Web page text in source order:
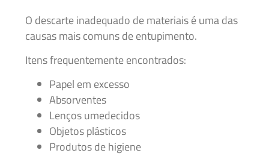
O descarte inadequado de materiais é uma das
causas mais comuns de entupimento.
Itens frequentemente encontrados:
Papel em excesso
Absorventes
Lenços umedecidos
Objetos plásticos
Produtos de higiene